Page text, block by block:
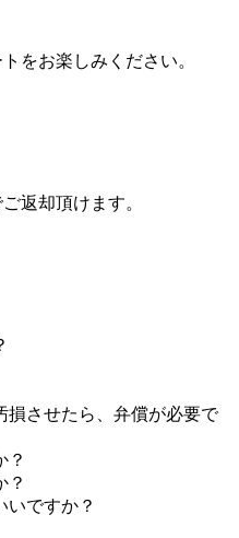
をお楽しみください。
返却頂けます。
損させたら、弁償が必要で
？
？
いですか？